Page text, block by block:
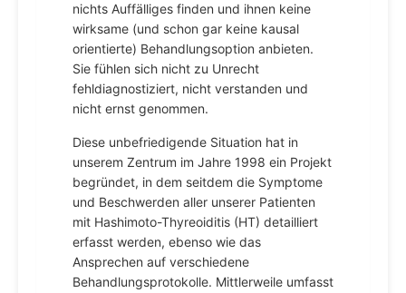
nichts Auffälliges finden und ihnen keine
wirksame (und schon gar keine kausal
orientierte) Behandlungsoption anbieten.
Sie fühlen sich nicht zu Unrecht
fehldiagnostiziert, nicht verstanden und
nicht ernst genommen.
Diese unbefriedigende Situation hat in
unserem Zentrum im Jahre 1998 ein Projekt
begründet, in dem seitdem die Symptome
und Beschwerden aller unserer Patienten
mit Hashimoto-Thyreoiditis (HT) detailliert
erfasst werden, ebenso wie das
Ansprechen auf verschiedene
Behandlungsprotokolle. Mittlerweile umfasst